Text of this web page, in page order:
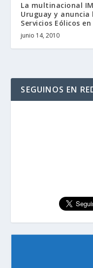
La multinacional
Uruguay y
Servicios Eólicos
junio 14, 2010
SEGUINOS EN